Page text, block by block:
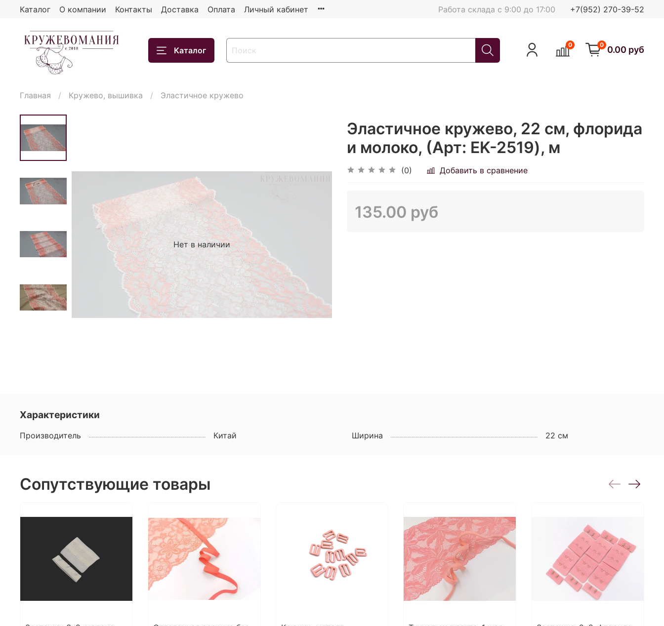
Каталог О компании Контакты Доставка Оплата Личный кабинет Работа склада с 9:00 до 17:00 +7(952) 270-39-52
Каталог
0 0 0.00 руб
Главная Кружево, вышивка Эластичное кружево
Нет в наличии
Эластичное кружево, 22 см, флорида
и молоко, (Арт: EK-2519), м
(0) Добавить в сравнение
135.00 руб
Характеристики
Производитель Китай Ширина 22 см
Сопутствующие товары